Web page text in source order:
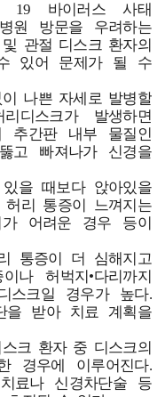
19 바이러스 사태
원 방문을 우려하는
관절 디스크 환자의
있어 문제가 될 수
나쁜 자세로 발병할
디스크가 발생하면
추간판 내부 물질인
고 빠져나가 신경을
을 때보다 앉아있을
리 통증이 느껴지는
어려운 경우 등이
통증이 더 심해지고
나 허벅지•다리까지
스크일 경우가 높다.
을 받아 치료 계획을
크 환자 중 디스크의
경우에 이루어진다.
료나 신경차단술 등